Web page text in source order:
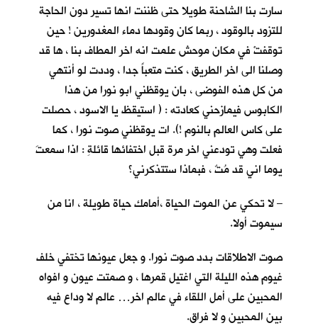
سارت بنا الشاحنة طويلا حتى ظننت انها تسير دون الحاجة
للتزود بالوقود ، ربما كان وقودها دماء المغدورين ! حين
توقفتْ في مكان موحش علمت انه اخر المطاف بنا ، ها قد
وصلنا الى اخر الطريق ، كنت متعباً جدا ، وددت لو أنتهي
من كل هذه الفوضى ، بان يوقظني ابو نورا من هذا
الكابوس فيمازحني كعادته : ( استيقظ يا الاسود ، حصلت
على كاس العالم بالنوم !). ات يوقظني صوت نورا ، كما
فعلت وهي تودعني اخر مرة قبل اختفائها قائلةِ : اذا سمعتَ
يوما اني قد مُتٌ ، فبماذا ستتذكرني؟
– لا تحكي عن الموت الحياة ،أمامك حياة طويلة ، انا من
سيموت أولا.
صوت الاطلاقات بدد صوت نورا. و جعل عيونها تختفي خلف
غيوم هذه الليلة التي اغتيل قمرها ، و صمتت عيون و افواه
المحبين على أمل اللقاء في عالم اخر… عالم لا وداع فيه
بين المحبين و لا فراق.